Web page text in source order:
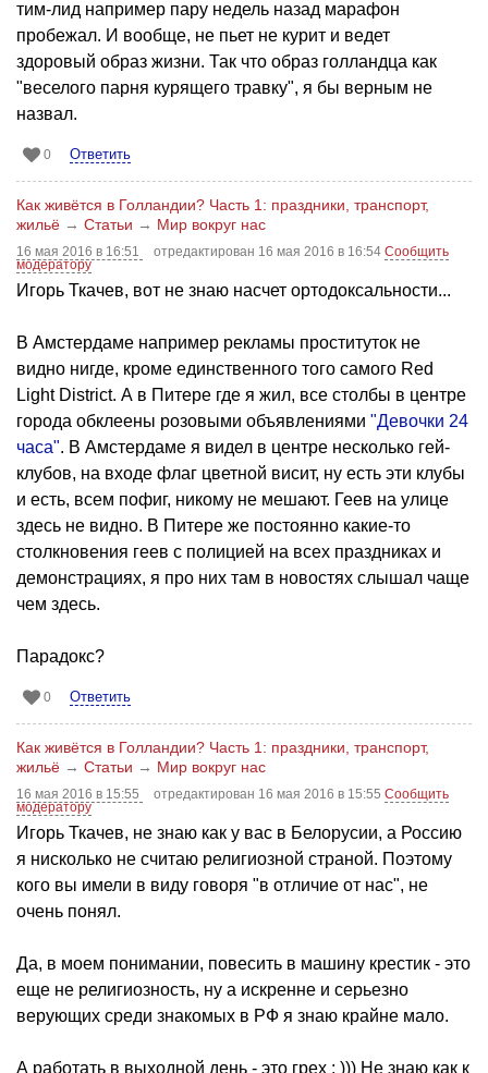
тим-лид например пару недель назад марафон
пробежал. И вообще, не пьет не курит и ведет
здоровый образ жизни. Так что образ голландца как
"веселого парня курящего травку", я бы верным не
назвал.
0 Ответить
Как живётся в Голландии? Часть 1: праздники, транспорт,
жильё → Статьи → Мир вокруг нас
16 мая 2016 в 16:51 отредактирован 16 мая 2016 в 16:54 Сообщить
модератору
Игорь Ткачев, вот не знаю насчет ортодоксальности...
В Амстердаме например рекламы проституток не
видно нигде, кроме единственного того самого Red
Light District. А в Питере где я жил, все столбы в центре
города обклеены розовыми объявлениями "Девочки 24
часа". В Амстердаме я видел в центре несколько гей-
клубов, на входе флаг цветной висит, ну есть эти клубы
и есть, всем пофиг, никому не мешают. Геев на улице
здесь не видно. В Питере же постоянно какие-то
столкновения геев с полицией на всех праздниках и
демонстрациях, я про них там в новостях слышал чаще
чем здесь.
Парадокс?
0 Ответить
Как живётся в Голландии? Часть 1: праздники, транспорт,
жильё → Статьи → Мир вокруг нас
16 мая 2016 в 15:55 отредактирован 16 мая 2016 в 15:55 Сообщить
модератору
Игорь Ткачев, не знаю как у вас в Белорусии, а Россию
я нисколько не считаю религиозной страной. Поэтому
кого вы имели в виду говоря "в отличие от нас", не
очень понял.
Да, в моем понимании, повесить в машину крестик - это
еще не религиозность, ну а искренне и серьезно
верующих среди знакомых в РФ я знаю крайне мало.
А работать в выходной день - это грех : ))) Не знаю как к